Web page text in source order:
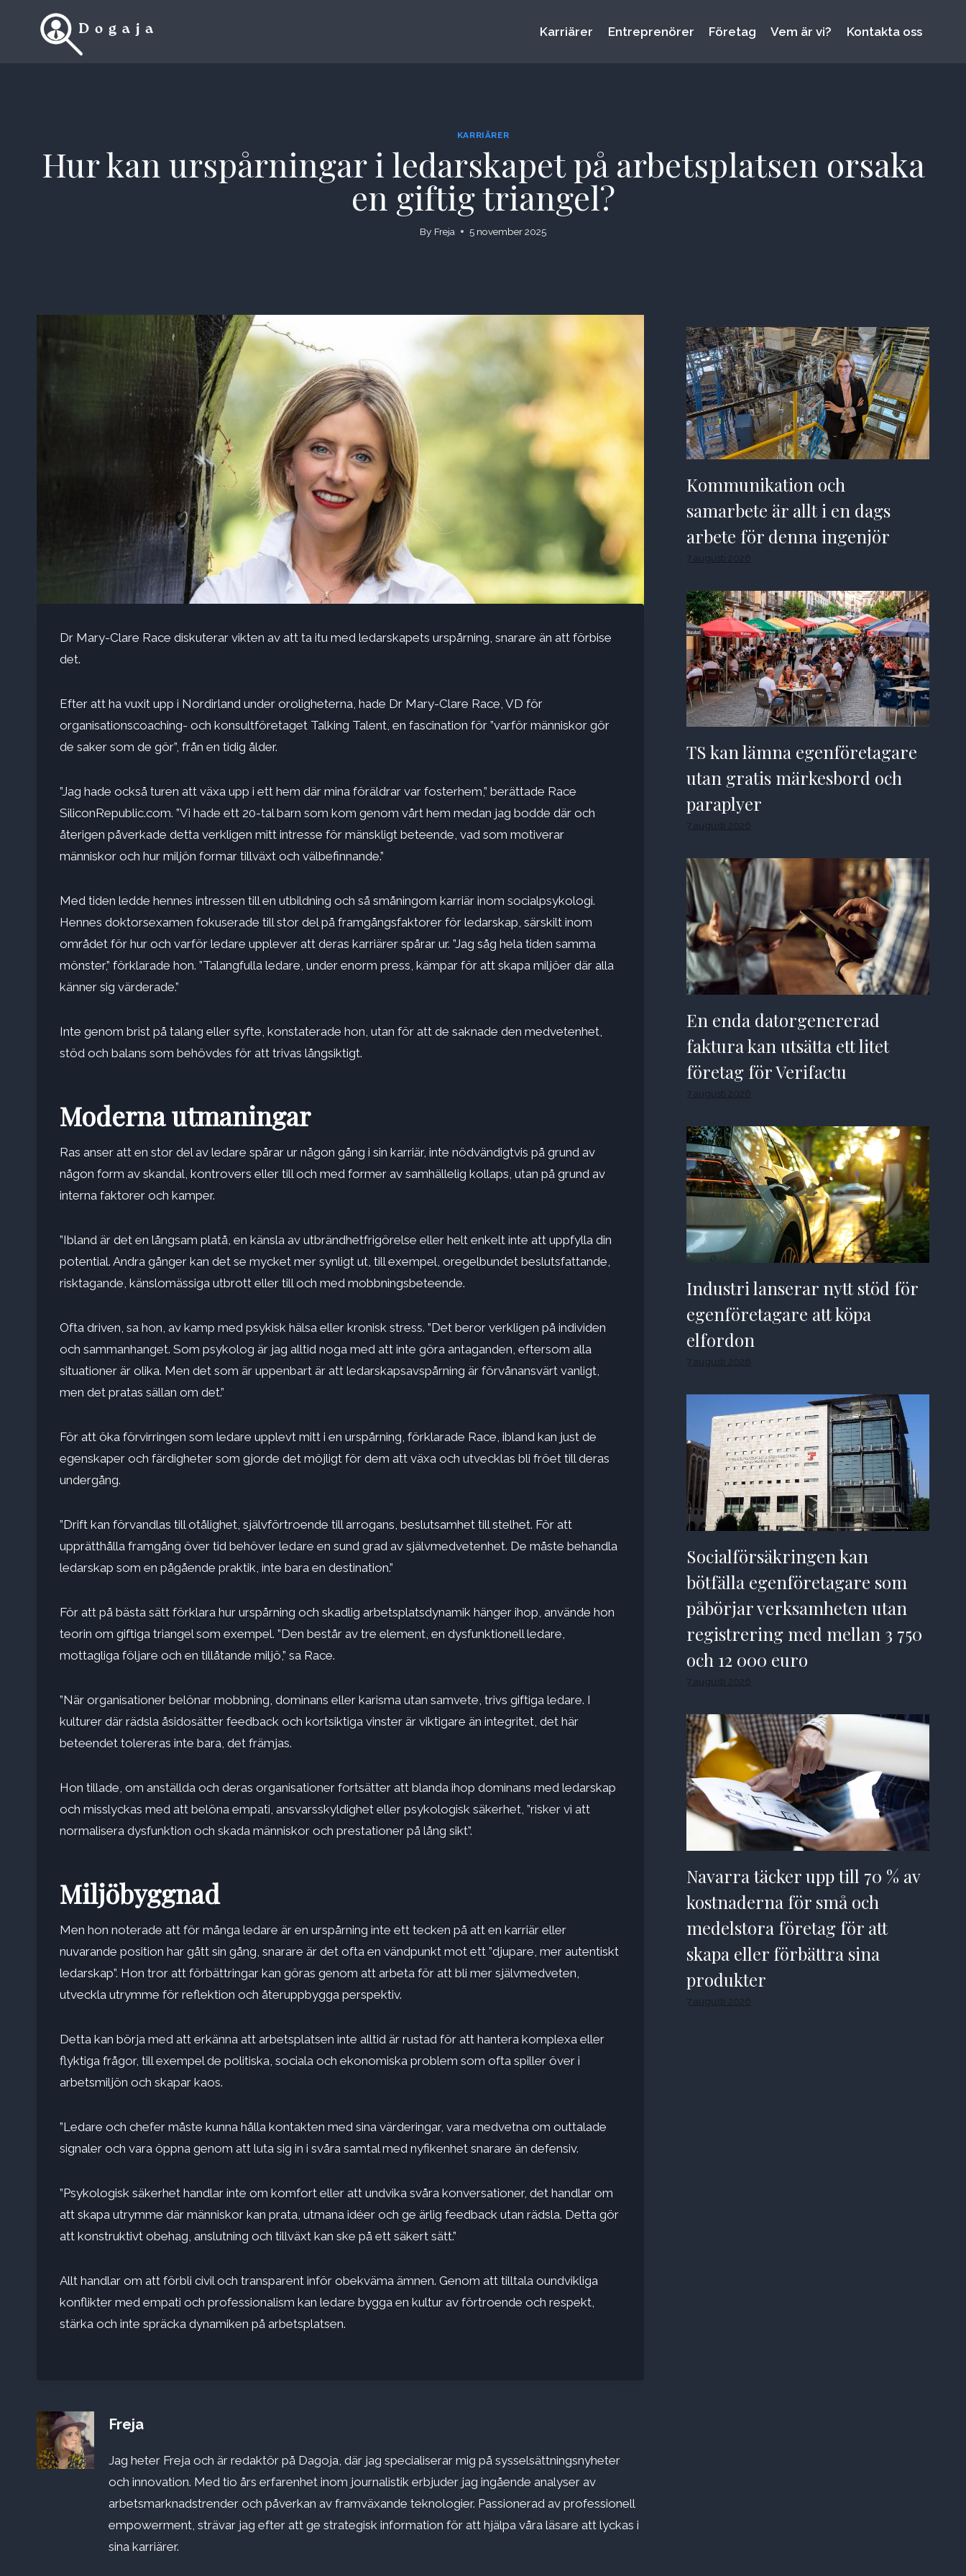
Karriärer Entreprenörer Företag Vem är vi? Kontakta oss
KARRIÄRER
Hur kan urspårningar i ledarskapet på arbetsplatsen orsaka
en giftig triangel?
By Freja 5 november 2025
Dr Mary-Clare Race diskuterar vikten av att ta itu med ledarskapets urspårning, snarare än att förbise
det.
Efter att ha vuxit upp i Nordirland under oroligheterna, hade Dr Mary-Clare Race, VD för
organisationscoaching- och konsultföretaget Talking Talent, en fascination för ”varför människor gör
de saker som de gör”, från en tidig ålder.
”Jag hade också turen att växa upp i ett hem där mina föräldrar var fosterhem,” berättade Race
SiliconRepublic.com. ”Vi hade ett 20-tal barn som kom genom vårt hem medan jag bodde där och
återigen påverkade detta verkligen mitt intresse för mänskligt beteende, vad som motiverar
människor och hur miljön formar tillväxt och välbefinnande.”
Med tiden ledde hennes intressen till en utbildning och så småningom karriär inom socialpsykologi.
Hennes doktorsexamen fokuserade till stor del på framgångsfaktorer för ledarskap, särskilt inom
området för hur och varför ledare upplever att deras karriärer spårar ur. ”Jag såg hela tiden samma
mönster,” förklarade hon. ”Talangfulla ledare, under enorm press, kämpar för att skapa miljöer där alla
känner sig värderade.”
Inte genom brist på talang eller syfte, konstaterade hon, utan för att de saknade den medvetenhet,
stöd och balans som behövdes för att trivas långsiktigt.
Moderna utmaningar
Ras anser att en stor del av ledare spårar ur någon gång i sin karriär, inte nödvändigtvis på grund av
någon form av skandal, kontrovers eller till och med former av samhällelig kollaps, utan på grund av
interna faktorer och kamper.
”Ibland är det en långsam platå, en känsla av utbrändhetfrigörelse eller helt enkelt inte att uppfylla din
potential. Andra gånger kan det se mycket mer synligt ut, till exempel, oregelbundet beslutsfattande,
risktagande, känslomässiga utbrott eller till och med mobbningsbeteende.
Ofta driven, sa hon, av kamp med psykisk hälsa eller kronisk stress. ”Det beror verkligen på individen
och sammanhanget. Som psykolog är jag alltid noga med att inte göra antaganden, eftersom alla
situationer är olika. Men det som är uppenbart är att ledarskapsavspårning är förvånansvärt vanligt,
men det pratas sällan om det.”
För att öka förvirringen som ledare upplevt mitt i en urspårning, förklarade Race, ibland kan just de
egenskaper och färdigheter som gjorde det möjligt för dem att växa och utvecklas bli fröet till deras
undergång.
”Drift kan förvandlas till otålighet, självförtroende till arrogans, beslutsamhet till stelhet. För att
upprätthålla framgång över tid behöver ledare en sund grad av självmedvetenhet. De måste behandla
ledarskap som en pågående praktik, inte bara en destination.”
För att på bästa sätt förklara hur urspårning och skadlig arbetsplatsdynamik hänger ihop, använde hon
teorin om giftiga triangel som exempel. ”Den består av tre element, en dysfunktionell ledare,
mottagliga följare och en tillåtande miljö,” sa Race.
”När organisationer belönar mobbning, dominans eller karisma utan samvete, trivs giftiga ledare. I
kulturer där rädsla åsidosätter feedback och kortsiktiga vinster är viktigare än integritet, det här
beteendet tolereras inte bara, det främjas.
Hon tillade, om anställda och deras organisationer fortsätter att blanda ihop dominans med ledarskap
och misslyckas med att belöna empati, ansvarsskyldighet eller psykologisk säkerhet, ”risker vi att
normalisera dysfunktion och skada människor och prestationer på lång sikt”.
Miljöbyggnad
Men hon noterade att för många ledare är en urspårning inte ett tecken på att en karriär eller
nuvarande position har gått sin gång, snarare är det ofta en vändpunkt mot ett ”djupare, mer autentiskt
ledarskap”. Hon tror att förbättringar kan göras genom att arbeta för att bli mer självmedveten,
utveckla utrymme för reflektion och återuppbygga perspektiv.
Detta kan börja med att erkänna att arbetsplatsen inte alltid är rustad för att hantera komplexa eller
flyktiga frågor, till exempel de politiska, sociala och ekonomiska problem som ofta spiller över i
arbetsmiljön och skapar kaos.
”Ledare och chefer måste kunna hålla kontakten med sina värderingar, vara medvetna om outtalade
signaler och vara öppna genom att luta sig in i svåra samtal med nyfikenhet snarare än defensiv.
”Psykologisk säkerhet handlar inte om komfort eller att undvika svåra konversationer, det handlar om
att skapa utrymme där människor kan prata, utmana idéer och ge ärlig feedback utan rädsla. Detta gör
att konstruktivt obehag, anslutning och tillväxt kan ske på ett säkert sätt.”
Allt handlar om att förbli civil och transparent inför obekväma ämnen. Genom att tilltala oundvikliga
konflikter med empati och professionalism kan ledare bygga en kultur av förtroende och respekt,
stärka och inte spräcka dynamiken på arbetsplatsen.
Freja
Jag heter Freja och är redaktör på Dagoja, där jag specialiserar mig på sysselsättningsnyheter
och innovation. Med tio års erfarenhet inom journalistik erbjuder jag ingående analyser av
arbetsmarknadstrender och påverkan av framväxande teknologier. Passionerad av professionell
empowerment, strävar jag efter att ge strategisk information för att hjälpa våra läsare att lyckas i
sina karriärer.
Kommunikation och
samarbete är allt i en dags
arbete för denna ingenjör
7 augusti 2026
TS kan lämna egenföretagare
utan gratis märkesbord och
paraplyer
7 augusti 2026
En enda datorgenererad
faktura kan utsätta ett litet
företag för Verifactu
7 augusti 2026
Industri lanserar nytt stöd för
egenföretagare att köpa
elfordon
7 augusti 2026
Socialförsäkringen kan
bötfälla egenföretagare som
påbörjar verksamheten utan
registrering med mellan 3 750
och 12 000 euro
7 augusti 2026
Navarra täcker upp till 70 % av
kostnaderna för små och
medelstora företag för att
skapa eller förbättra sina
produkter
7 augusti 2026